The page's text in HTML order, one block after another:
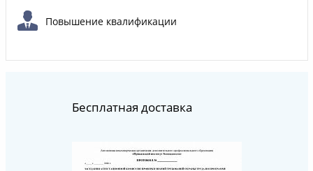
Повышение квалификации
Бесплатная доставка